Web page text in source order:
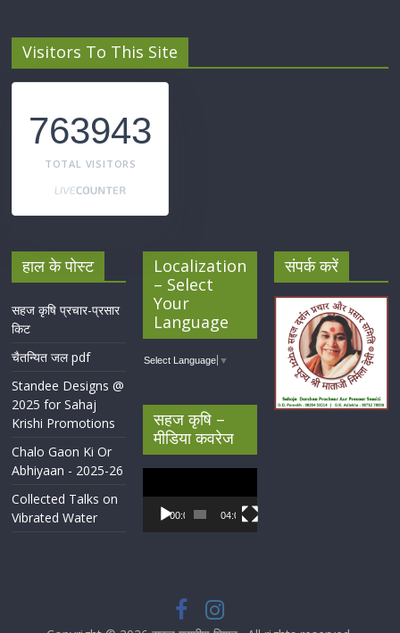
Visitors To This Site
763943
TOTAL VISITORS
हाल के पोस्ट
सहज कृषि प्रचार-प्रसार
किट
चैतन्यित जल pdf
Standee Designs @
2025 for Sahaj
Krishi Promotions
Chalo Gaon Ki Or
Abhiyaan - 2025-26
Collected Talks on
Vibrated Water
Localization
– Select
Your
Language
Select Language ▼
सहज कृषि –
मीडिया कवरेज
Player
00:00 04:07
संपर्क करें